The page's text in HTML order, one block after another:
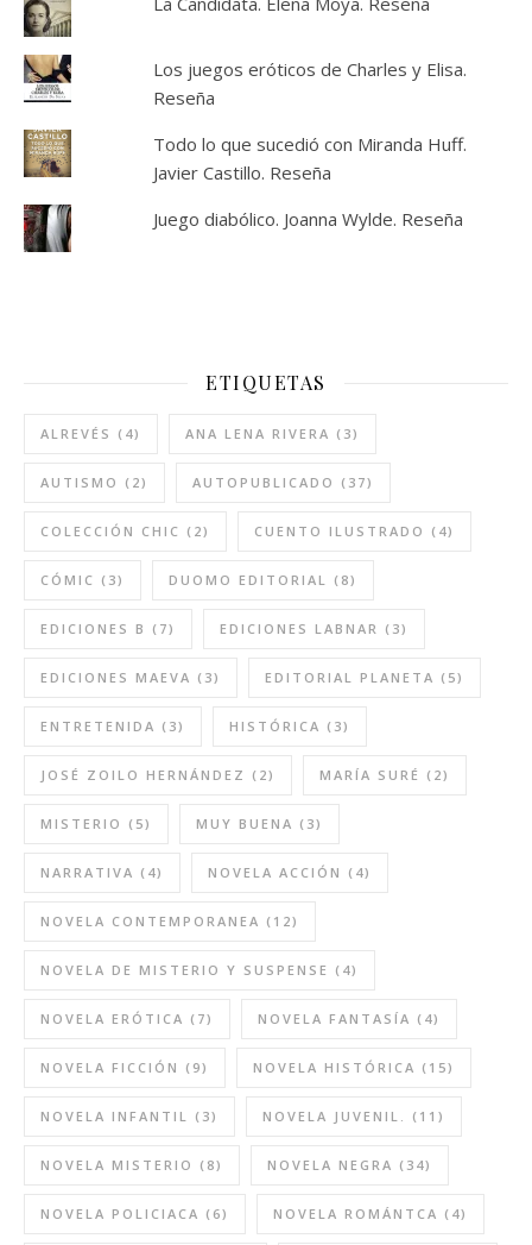
Los juegos eróticos de Charles y Elisa.
Reseña
Todo lo que sucedió con Miranda Huff.
Javier Castillo. Reseña
Juego diabólico. Joanna Wylde. Reseña
ETIQUETAS
ALREVÉS (4) ANA LENA RIVERA (3)
AUTISMO (2) AUTOPUBLICADO (37)
COLECCIÓN CHIC (2) CUENTO ILUSTRADO (4)
CÓMIC (3) DUOMO EDITORIAL (8)
EDICIONES B (7) EDICIONES LABNAR (3)
EDICIONES MAEVA (3) EDITORIAL PLANETA (5)
ENTRETENIDA (3) HISTÓRICA (3)
JOSÉ ZOILO HERNÁNDEZ (2) MARÍA SURÉ (2)
MISTERIO (5) MUY BUENA (3)
NARRATIVA (4) NOVELA ACCIÓN (4)
NOVELA CONTEMPORANEA (12)
NOVELA DE MISTERIO Y SUSPENSE (4)
NOVELA ERÓTICA (7) NOVELA FANTASÍA (4)
NOVELA FICCIÓN (9) NOVELA HISTÓRICA (15)
NOVELA INFANTIL (3) NOVELA JUVENIL. (11)
NOVELA MISTERIO (8) NOVELA NEGRA (34)
NOVELA POLICIACA (6) NOVELA ROMÁNTCA (4)